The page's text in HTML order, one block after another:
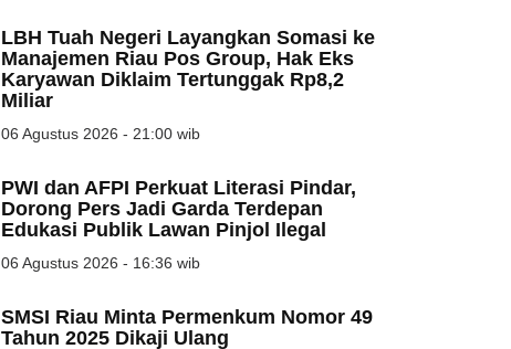
LBH Tuah Negeri Layangkan Somasi ke
Manajemen Riau Pos Group, Hak Eks
Karyawan Diklaim Tertunggak Rp8,2
Miliar
06 Agustus 2026 - 21:00 wib
PWI dan AFPI Perkuat Literasi Pindar,
Dorong Pers Jadi Garda Terdepan
Edukasi Publik Lawan Pinjol Ilegal
06 Agustus 2026 - 16:36 wib
SMSI Riau Minta Permenkum Nomor 49
Tahun 2025 Dikaji Ulang